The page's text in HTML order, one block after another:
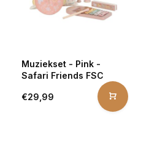
Muziekset - Pink -
Safari Friends FSC
€29,99